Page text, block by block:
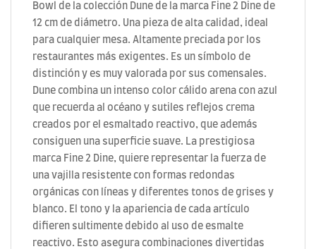
Bowl de la colección Dune de la marca Fine 2 Dine de
12 cm de diámetro. Una pieza de alta calidad, ideal
para cualquier mesa. Altamente preciada por los
restaurantes más exigentes. Es un símbolo de
distinción y es muy valorada por sus comensales.
Dune combina un intenso color cálido arena con azul
que recuerda al océano y sutiles reflejos crema
creados por el esmaltado reactivo, que además
consiguen una superficie suave. La prestigiosa
marca Fine 2 Dine, quiere representar la fuerza de
una vajilla resistente con formas redondas
orgánicas con líneas y diferentes tonos de grises y
blanco. El tono y la apariencia de cada artículo
difieren sultimente debido al uso de esmalte
reactivo. Esto asegura combinaciones divertidas